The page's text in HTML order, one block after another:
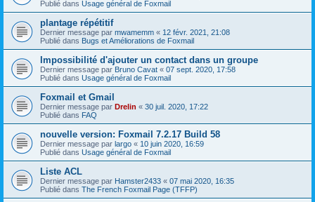
Publié dans Usage général de Foxmail
plantage répétitif
Dernier message par mwamemm « 12 févr. 2021, 21:08
Publié dans Bugs et Améliorations de Foxmail
Impossibilité d'ajouter un contact dans un groupe
Dernier message par Bruno Cavat « 07 sept. 2020, 17:58
Publié dans Usage général de Foxmail
Foxmail et Gmail
Dernier message par Drelin « 30 juil. 2020, 17:22
Publié dans FAQ
nouvelle version: Foxmail 7.2.17 Build 58
Dernier message par largo « 10 juin 2020, 16:59
Publié dans Usage général de Foxmail
Liste ACL
Dernier message par Hamster2433 « 07 mai 2020, 16:35
Publié dans The French Foxmail Page (TFFP)